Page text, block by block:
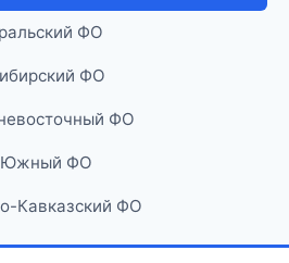
ФО
ФО
ФО
Южный ФО
Кавказский ФО